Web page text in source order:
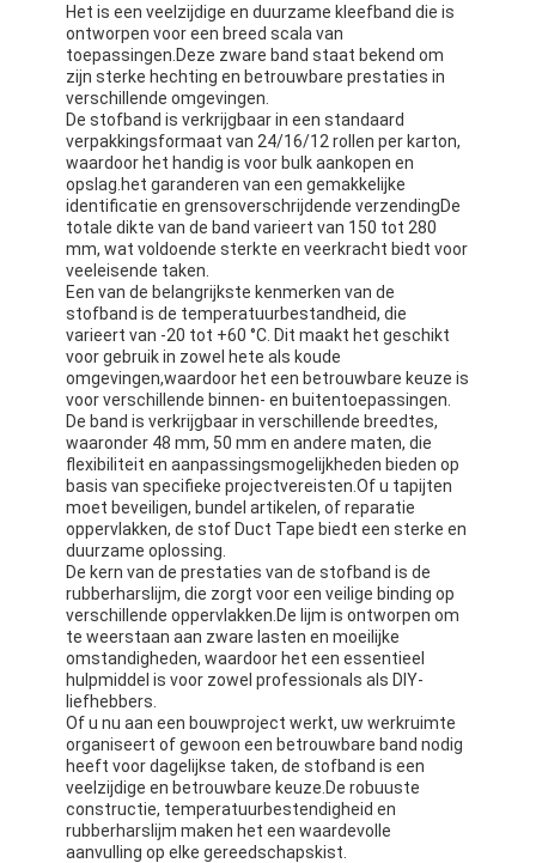
Het is een veelzijdige en duurzame kleefband die is
ontworpen voor een breed scala van
toepassingen.Deze zware band staat bekend om
zijn sterke hechting en betrouwbare prestaties in
verschillende omgevingen.
De stofband is verkrijgbaar in een standaard
verpakkingsformaat van 24/16/12 rollen per karton,
waardoor het handig is voor bulk aankopen en
opslag.het garanderen van een gemakkelijke
identificatie en grensoverschrijdende verzendingDe
totale dikte van de band varieert van 150 tot 280
mm, wat voldoende sterkte en veerkracht biedt voor
veeleisende taken.
Een van de belangrijkste kenmerken van de
stofband is de temperatuurbestandheid, die
varieert van -20 tot +60 °C. Dit maakt het geschikt
voor gebruik in zowel hete als koude
omgevingen,waardoor het een betrouwbare keuze is
voor verschillende binnen- en buitentoepassingen.
De band is verkrijgbaar in verschillende breedtes,
waaronder 48 mm, 50 mm en andere maten, die
flexibiliteit en aanpassingsmogelijkheden bieden op
basis van specifieke projectvereisten.Of u tapijten
moet beveiligen, bundel artikelen, of reparatie
oppervlakken, de stof Duct Tape biedt een sterke en
duurzame oplossing.
De kern van de prestaties van de stofband is de
rubberharslijm, die zorgt voor een veilige binding op
verschillende oppervlakken.De lijm is ontworpen om
te weerstaan aan zware lasten en moeilijke
omstandigheden, waardoor het een essentieel
hulpmiddel is voor zowel professionals als DIY-
liefhebbers.
Of u nu aan een bouwproject werkt, uw werkruimte
organiseert of gewoon een betrouwbare band nodig
heeft voor dagelijkse taken, de stofband is een
veelzijdige en betrouwbare keuze.De robuuste
constructie, temperatuurbestendigheid en
rubberharslijm maken het een waardevolle
aanvulling op elke gereedschapskist.